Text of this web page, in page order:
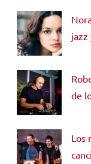
jazz
de
Los